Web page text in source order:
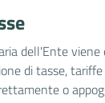
dell'Ente
di tasse,
o